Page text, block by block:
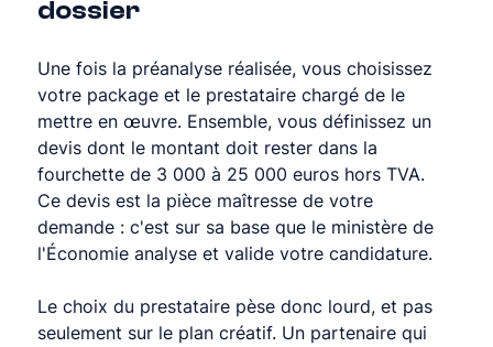
dossier
Une fois la préanalyse réalisée, vous choisissez
votre package et le prestataire chargé de le
mettre en œuvre. Ensemble, vous définissez un
devis dont le montant doit rester dans la
fourchette de 3 000 à 25 000 euros hors TVA.
Ce devis est la pièce maîtresse de votre
demande : c'est sur sa base que le ministère de
l'Économie analyse et valide votre candidature.
Le choix du prestataire pèse donc lourd, et pas
seulement sur le plan créatif. Un partenaire qui